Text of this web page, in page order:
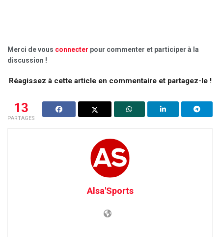
Merci de vous connecter pour commenter et participer à la
discussion !
Réagissez à cette article en commentaire et partagez-le !
13
PARTAGES
Alsa'Sports